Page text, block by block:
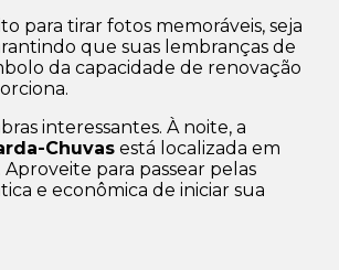
para tirar fotos memoráveis, seja
que suas lembranças de
da capacidade de renovação
interessantes. À noite, a
Chuvas está localizada em
. Aproveite para passear pelas
e econômica de iniciar sua